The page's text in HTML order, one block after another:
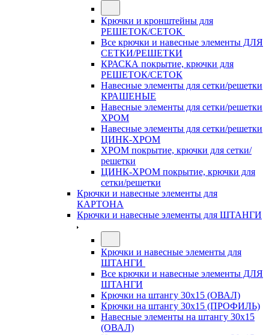
Крючки и кронштейны для
РЕШЕТОК/СЕТОК
Все крючки и навесные элементы ДЛЯ
СЕТКИ/РЕШЕТКИ
КРАСКА покрытие, крючки для
РЕШЕТОК/СЕТОК
Навесные элементы для сетки/решетки
КРАШЕНЫЕ
Навесные элементы для сетки/решетки
ХРОМ
Навесные элементы для сетки/решетки
ЦИНК-ХРОМ
ХРОМ покрытие, крючки для сетки/
решетки
ЦИНК-ХРОМ покрытие, крючки для
сетки/решетки
Крючки и навесные элементы для
КАРТОНА
Крючки и навесные элементы для ШТАНГИ
Крючки и навесные элементы для
ШТАНГИ
Все крючки и навесные элементы ДЛЯ
ШТАНГИ
Крючки на штангу 30х15 (ОВАЛ)
Крючки на штангу 30х15 (ПРОФИЛЬ)
Навесные элементы на штангу 30х15
(ОВАЛ)